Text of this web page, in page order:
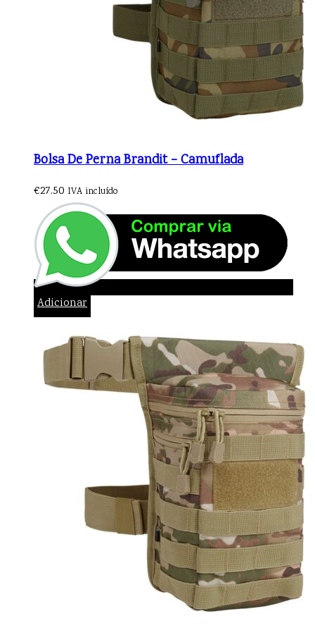
Bolsa De Perna Brandit – Camuflada
€27.50 IVA incluído
Adicionar